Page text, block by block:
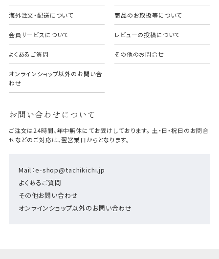
海外注文・配送について 商品のお取扱等について
会員サービスについて レビューの投稿について
よくあるご質問 その他のお問合せ
オンラインショップ以外のお問い合
わせ
お問い合わせについて
Mail：e-shop@tachikichi.jp
よくあるご質問
その他お問い合わせ
オンラインショップ以外のお問い合わせ
ご注文は24時間、年中無休にてお受けしております。 土・日・祝日のお問合
せなどのご対応は、翌営業日からとなります。